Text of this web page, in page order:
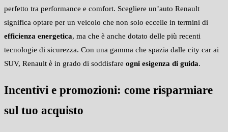
perfetto tra performance e comfort. Scegliere un’auto Renault
significa optare per un veicolo che non solo eccelle in termini di
efficienza energetica, ma che è anche dotato delle più recenti
tecnologie di sicurezza. Con una gamma che spazia dalle city car ai
SUV, Renault è in grado di soddisfare ogni esigenza di guida.
Incentivi e promozioni: come risparmiare
sul tuo acquisto